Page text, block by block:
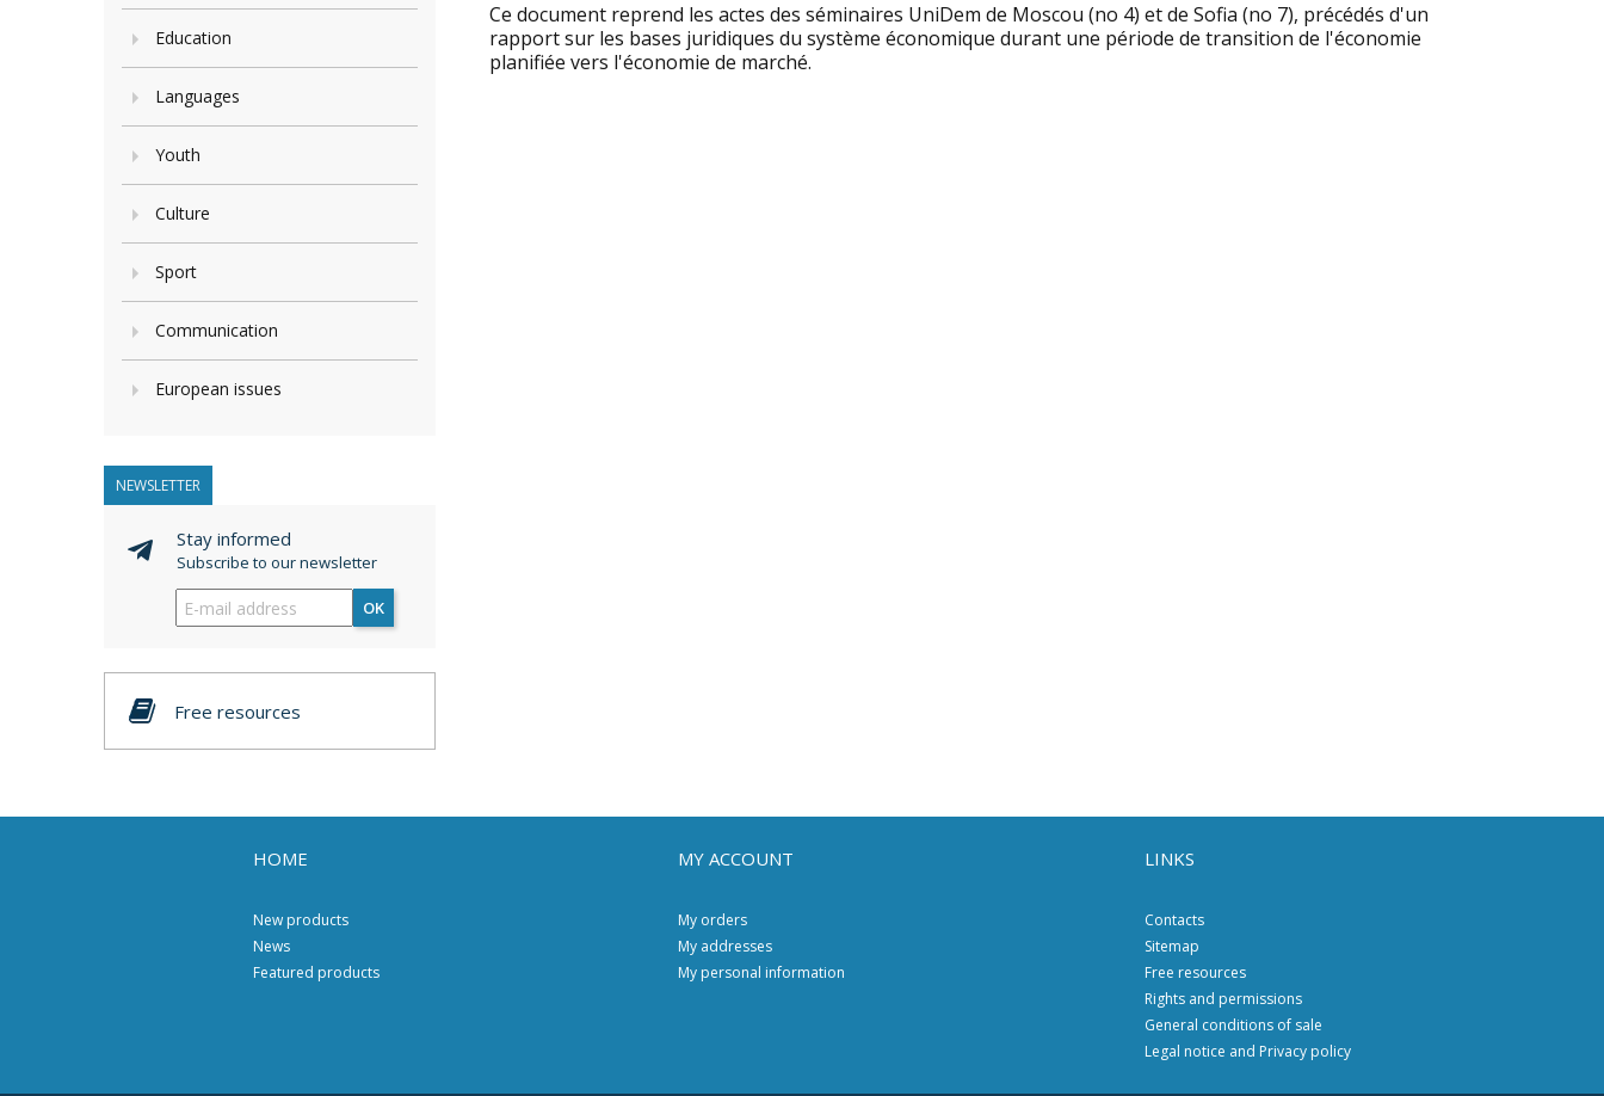
Education
Languages
Youth
Culture
Sport
Communication
European issues
NEWSLETTER
Stay informed
Subscribe to our newsletter
OK
Free resources
Ce document reprend les actes des séminaires UniDem de Moscou (no 4) et de Sofia (no 7), précédés d'un
rapport sur les bases juridiques du système économique durant une période de transition de l'économie
planifiée vers l'économie de marché.
HOME
New products
News
Featured products
MY ACCOUNT
My orders
My addresses
My personal information
LINKS
Contacts
Sitemap
Free resources
Rights and permissions
General conditions of sale
Legal notice and Privacy policy